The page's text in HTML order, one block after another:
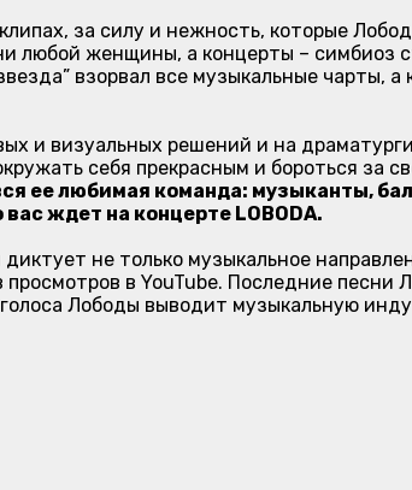
за силу и нежность, которые
любой женщины, а концерты – симбиоз
взорвал все музыкальные чарты,
и визуальных решений и на
себя прекрасным и бороться за
ее любимая команда: музыканты,
ждет на концерте LOBODA.
не только музыкальное
в YouTube. Последние песни
Лободы выводит музыкальную